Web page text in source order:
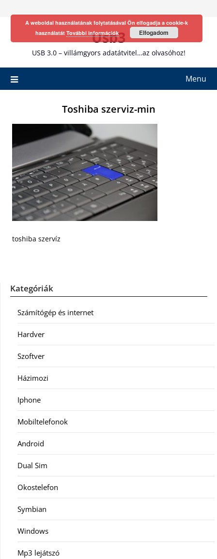
Usb3
USB 3.0 – villámgyors adatátvitel…az olvasóhoz!
Menu
Toshiba szerviz-min
toshiba szervíz
Kategóriák
Számítógép és internet
Hardver
Szoftver
Házimozi
Iphone
Mobiltelefonok
Android
Dual Sim
Okostelefon
Symbian
Windows
Mp3 lejátszó
A weboldal használatának folytatásával Ön elfogadja a cookie-k
használatát További információk Elfogadom